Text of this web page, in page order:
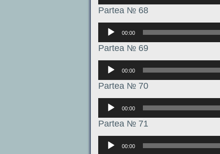
Partea № 68
Аудиоплеер
00:00
Partea № 69
Аудиоплеер
00:00
Partea № 70
Аудиоплеер
00:00
Partea № 71
Аудиоплеер
00:00